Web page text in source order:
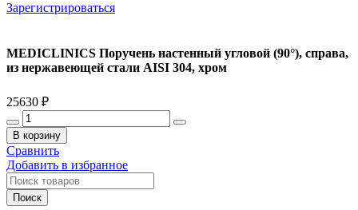
Зарегистрироваться
MEDICLINICS Поручень настенный угловой (90°), справа,
из нержавеющей стали AISI 304, хром
25630 ₽
Количество
товара
MEDICLINICS
Поручень
настенный
угловой
(90°),
В корзину
Сравнить
Добавить в избранное
Поиск